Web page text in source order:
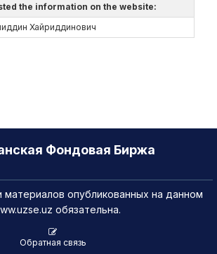
the information on the website:
Хайриддинович
Фондовая Биржа
материалов опубликованных на данном
обязательна.
Обратная связь